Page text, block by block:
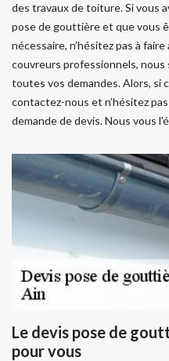
des travaux de toiture. Si vous
pose de gouttière et que vous
nécessaire, n’hésitez pas à
couvreurs professionnels, nous
toutes vos demandes. Alors, si
contactez-nous et n’hésitez
demande de devis. Nous vous
Le devis pose de
pour vous